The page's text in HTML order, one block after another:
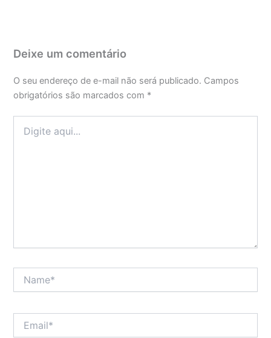
Deixe um comentário
O seu endereço de e-mail não será publicado. Campos
obrigatórios são marcados com *
aqui...